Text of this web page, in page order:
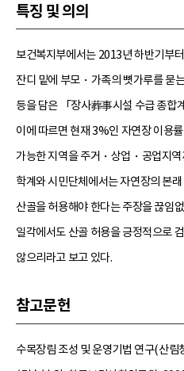
특징 및 의의
보건복지부에서는 2013년 하반기부
잔디 밑에 부모・가족의 뼛가루를 묻
등을 담은 「장사葬事시설 수급 종합
이에 따르면 현재 3%인 자연장 이용
가능한 지역을 주거・상업・공업지
학계와 시민단체에서는 자연장의 본
산골을 허용해야 한다는 주장을 끊임
일각에서도 산골 허용을 긍정적으로
않으리라고 보고 있다.
참고문헌
수목장림 조성 및 운영기법 연구(산